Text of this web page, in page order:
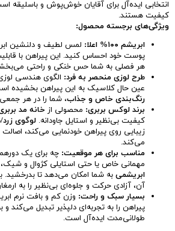
انتخابی ایده‌آل برای آقایان خوش‌پوش و باسلیقه
کیفیت هستند.
ویژگی‌های برجسته محصول:
ابریشم ۱۰۰% اعلا:
لمس لطیف و دلنشین
پوست خود احساس کنید. این پیراهن با
هر فصلی به شما حس خنکی و راحتی
طرح لوزی منحصر به فرد: الگوی هندسی
عین حال کلاسیک به این پیراهن بخشیده
رنگ‌بندی خاص و جذاب، شما را در هر
برند لوکس بربری: محصولی از خانه مد
کیفیت بی‌نظیر و استایل جاودانه.لوگوی
زیبایی روی پیراهن خودنمایی می‌کند، اصالت
می‌کند.
مناسب برای هر موقعیت: چه برای یک
مهمانی خاص یا حتی استایلی کژوال و
ابریشمی به شما امکان می‌دهد تا
آن، آزادی حرکت و جلوه‌ای بی‌نظیر را به
بسیار سبک و راحت: وزن کم و بافت نرم
پیراهن را به تجربه‌ای دلپذیر تبدیل می‌کند و
طولانی‌مدت ایده‌آل است.